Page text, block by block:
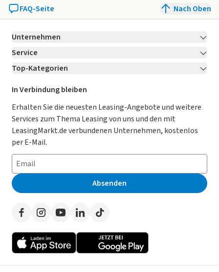
FAQ-Seite Nach Oben
Unternehmen
Über LeasingMarkt.de
Karriere Jetzt bewerben!
Für Händler
Kooperation mit AutoScout24
AGB
Datenschutz
Impressum
Erklärung zur Barrierefreiheit
Presse
Service
Kontakt
Ratgeber
Magazin
Datenschutz-Einstellungen
So funktioniert’s
Häufig gestellte Fragen
Leasing-Lexikon
Auto-Tests
Werben auf LeasingMarkt.de
Top-Kategorien
Leasing Deals
Gebrauchtwagen Leasing
Leasing ohne Anzahlung
E-Auto Leasing
Privatleasing
Leasing-Vergleiche
Herstellerverzeichnis
Händlerverzeichnis
In Verbindung bleiben
Erhalten Sie die neuesten Leasing-Angebote und weitere
Services zum Thema Leasing von uns und den mit
LeasingMarkt.de verbundenen Unternehmen, kostenlos
per E-Mail.
Absenden